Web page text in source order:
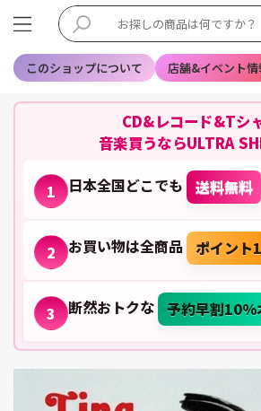
このショップについて 店舗&イベント情
CD&レコード&Tシ
音楽買うならULTRA
1 日本全国どこでも 送料無料
2 お買い物は全商品 ポイント
3 断然おトクな 予約早割10%